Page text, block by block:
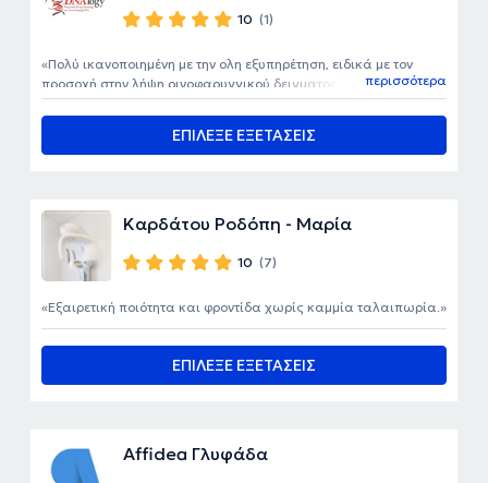
10 (1)
ΕΠΙΛΕΞΕ ΕΞΕΤΑΣΕΙΣ
Πολύ ικανοποιημένη με την ολη εξυπηρέτηση, ειδικά με τον
προσοχή στην λήψη ρινοφαρυγγικού δειγματος. Ευχαριστώ την
επιδέξια νοσηλεύτρια.
περισσότερα
Καρδάτου Ροδόπη - Μαρία
10 (7)
ΕΠΙΛΕΞΕ ΕΞΕΤΑΣΕΙΣ
Εξαιρετική ποιότητα και φροντίδα χωρίς καμμία ταλαιπωρία.
Affidea Γλυφάδα